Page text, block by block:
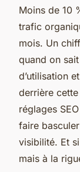
Moins de 10
trafic
mois. Un
quand on
d’utilisation
derrière
réglages
faire
visibilité. Et
mais à la